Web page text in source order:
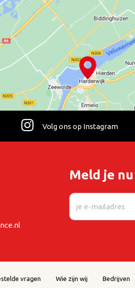
Volg ons op Instagram
Meld je
vragen Wie zijn wij Bedrijven